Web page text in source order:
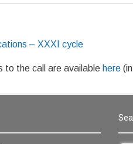
– XXXI cycle
to the call are available here